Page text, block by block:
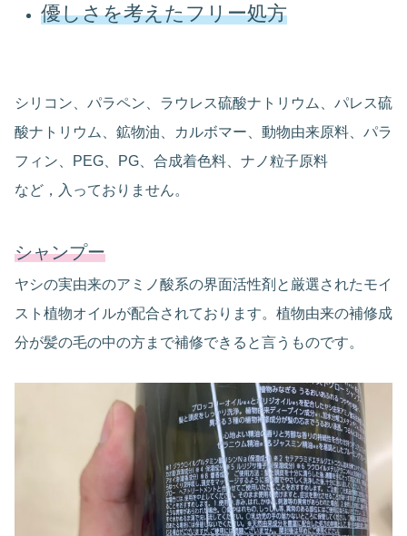
優しさを考えたフリー処方
シリコン、パラペン、ラウレス硫酸ナトリウム、パレス硫
酸ナトリウム、鉱物油、カルボマー、動物由来原料、パラ
フィン、PEG、PG、合成着色料、ナノ粒子原料
など，入っておりません。
シャンプー
ヤシの実由来のアミノ酸系の界面活性剤と厳選されたモイ
スト植物オイルが配合されております。植物由来の補修成
分が髪の毛の中の方まで補修できると言うものです。